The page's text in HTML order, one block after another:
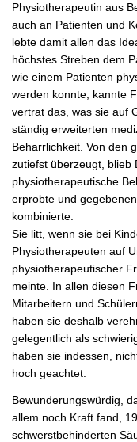
Physiotherapeutin aus
auch an Patienten und
lebte damit allen das
höchstes Streben dem
wie einem Patienten
werden konnte, kannte
vertrat das, was sie auf
ständig erweiterten
Beharrlichkeit. Von den
zutiefst überzeugt, blieb
physiotherapeutische
erprobte und
kombinierte.
Sie litt, wenn sie bei
Physiotherapeuten auf
physiotherapeutischer
meinte. In allen diesen
Mitarbeitern und
haben sie deshalb
gelegentlich als
haben sie indessen,
hoch geachtet.
Bewunderungswürdig,
allem noch Kraft fand,
schwerstbehinderten